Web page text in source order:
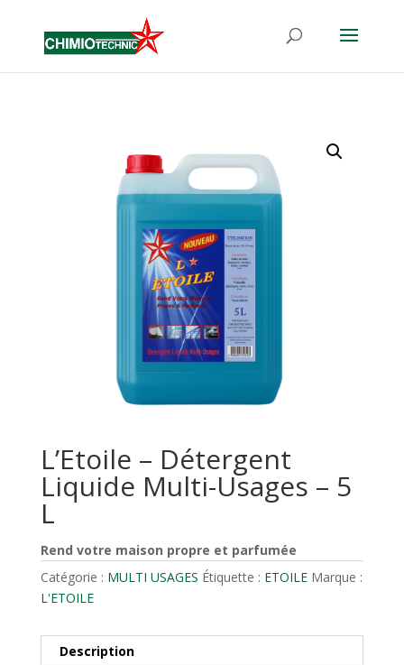
L’Etoile – Détergent
Liquide Multi-Usages – 5
L
Rend votre maison propre et parfumée
Catégorie : MULTI USAGES Étiquette : ETOILE Marque :
L'ETOILE
Description